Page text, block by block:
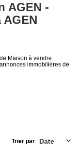
AGEN -
Maison à vendre
immobilières de
Trier par